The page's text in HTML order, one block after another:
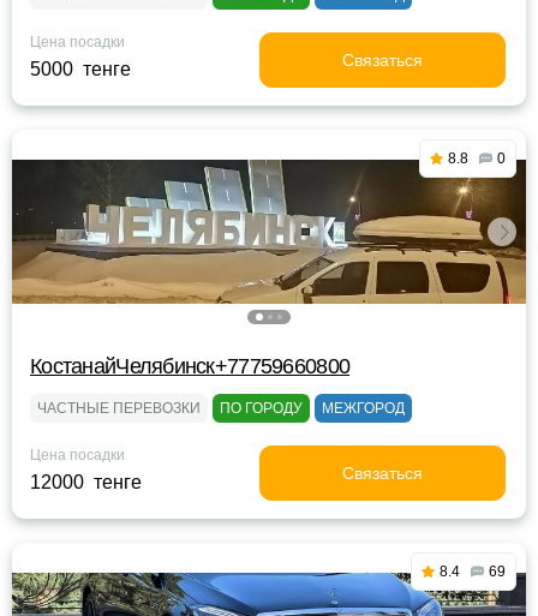
Цена посадки
5000 тенге Связаться
8.8 0
КостанайЧелябинск+77759660800
ЧАСТНЫЕ ПЕРЕВОЗКИ ПО ГОРОДУ МЕЖГОРОД
Цена посадки
12000 тенге Связаться
8.4 69